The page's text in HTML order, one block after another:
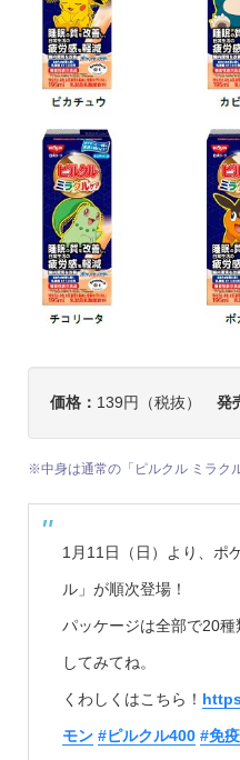
価格： 139円（税抜） 発
※中身は通常の「ピルクル ミラク
1月11日（日）より、ポ
ル」が順次登場！
パッケージは全部で20
してみてね。
くわしくはこちら！
モン #ピルクル400 #免